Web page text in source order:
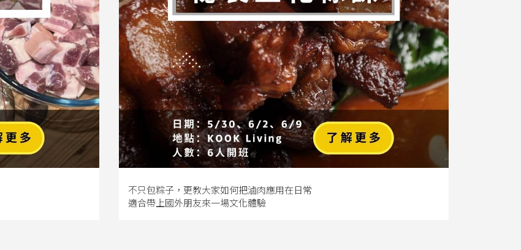
不只包粽子，更教大家如何把滷肉應用在日常
適合帶上國外朋友來一場文化體驗